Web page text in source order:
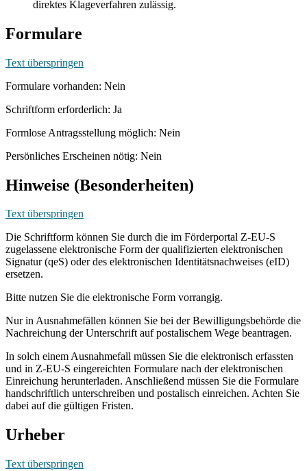
direktes Klageverfahren zulässig.
Formulare
Text überspringen
Formulare vorhanden: Nein
Schriftform erforderlich: Ja
Formlose Antragsstellung möglich: Nein
Persönliches Erscheinen nötig: Nein
Hinweise (Besonderheiten)
Text überspringen
Die Schriftform können Sie durch die im Förderportal Z-EU-S
zugelassene elektronische Form der qualifizierten elektronischen
Signatur (qeS) oder des elektronischen Identitätsnachweises (eID)
ersetzen.
Bitte nutzen Sie die elektronische Form vorrangig.
Nur in Ausnahmefällen können Sie bei der Bewilligungsbehörde die
Nachreichung der Unterschrift auf postalischem Wege beantragen.
In solch einem Ausnahmefall müssen Sie die elektronisch erfassten
und in Z-EU-S eingereichten Formulare nach der elektronischen
Einreichung herunterladen. Anschließend müssen Sie die Formulare
handschriftlich unterschreiben und postalisch einreichen. Achten Sie
dabei auf die gültigen Fristen.
Urheber
Text überspringen